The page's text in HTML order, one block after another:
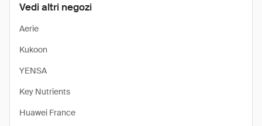
Vedi altri negozi
Aerie
Kukoon
YENSA
Key Nutrients
Huawei France